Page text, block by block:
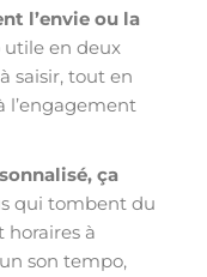
l’envie ou la
utile en deux
saisir, tout en
l’engagement
ça
qui tombent du
horaires à
son tempo,